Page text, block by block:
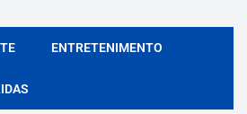
ENTRETENIMENTO